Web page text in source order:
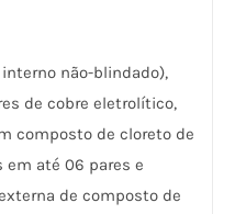
não-blindado),
de cobre eletrolítico,
composto de cloreto de
em até 06 pares e
de composto de